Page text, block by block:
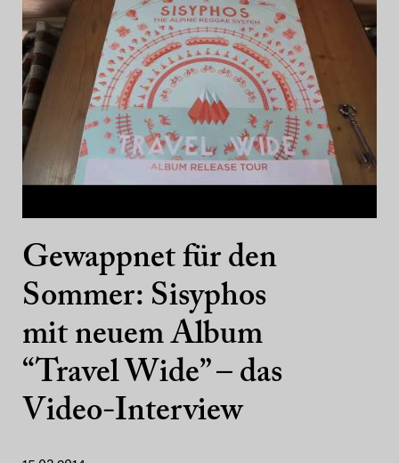
Gewappnet für den
Sommer: Sisyphos
mit neuem Album
“Travel Wide” – das
Video-Interview